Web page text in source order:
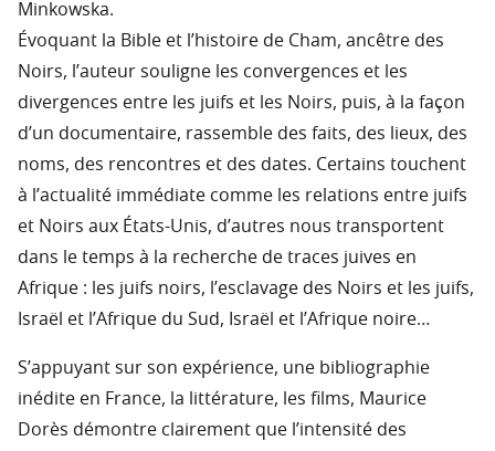
Minkowska.
Évoquant la Bible et l’histoire de Cham, ancêtre des
Noirs, l’auteur souligne les convergences et les
divergences entre les juifs et les Noirs, puis, à la façon
d’un documentaire, rassemble des faits, des lieux, des
noms, des rencontres et des dates. Certains touchent
à l’actualité immédiate comme les relations entre juifs
et Noirs aux États-Unis, d’autres nous transportent
dans le temps à la recherche de traces juives en
Afrique : les juifs noirs, l’esclavage des Noirs et les juifs,
Israël et l’Afrique du Sud, Israël et l’Afrique noire…
S’appuyant sur son expérience, une bibliographie
inédite en France, la littérature, les films, Maurice
Dorès démontre clairement que l’intensité des